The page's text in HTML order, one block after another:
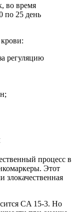
во время
по 25 день
регуляцию
процесс в
Этот
злокачественная
CA 15-3. Но